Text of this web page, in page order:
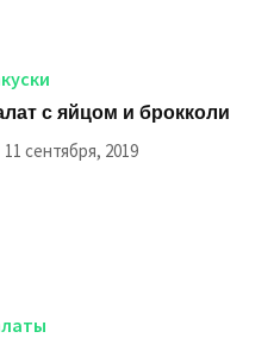
с яйцом и брокколи
11 сентября, 2019